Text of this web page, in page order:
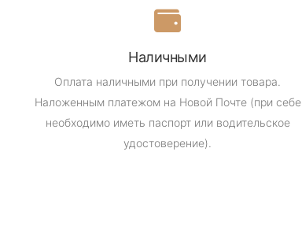
Наличными
Оплата наличными при получении товара.
Наложенным платежом на Новой Почте (при себе
необходимо иметь паспорт или водительское
удостоверение).